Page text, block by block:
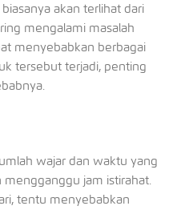
biasanya akan terlihat dari
mengalami masalah
menyebabkan berbagai
tersebut terjadi, penting
wajar dan waktu yang
jam istirahat.
tentu menyebabkan